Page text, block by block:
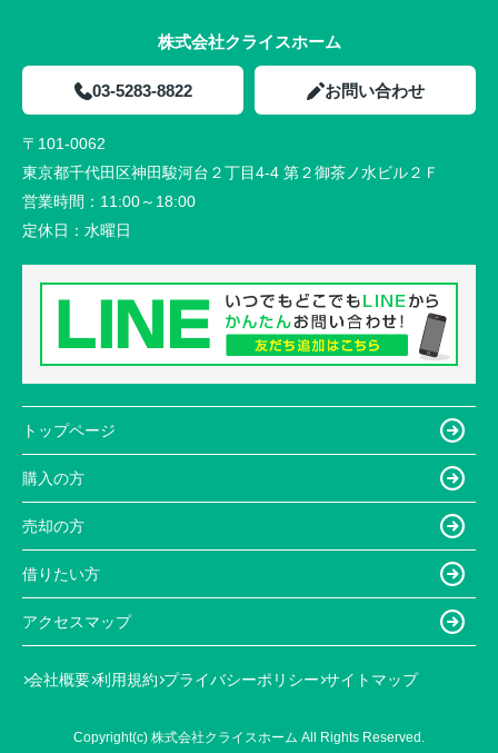
株式会社クライスホーム
03-5283-8822 お問い合わせ
〒101-0062
東京都千代田区神田駿河台２丁目4-4 第２御茶ノ水ビル２Ｆ
営業時間： 11:00～18:00
定休日： 水曜日
トップページ
購入の方
売却の方
借りたい方
アクセスマップ
会社概要 利用規約 プライバシーポリシー サイトマップ
Copyright(c) 株式会社クライスホーム All Rights Reserved.